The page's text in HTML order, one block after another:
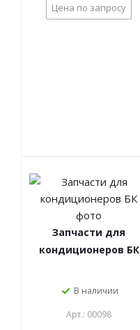
Цена по запросу
Запчасти для
кондиционеров БК
В наличии
Арт.: 00098